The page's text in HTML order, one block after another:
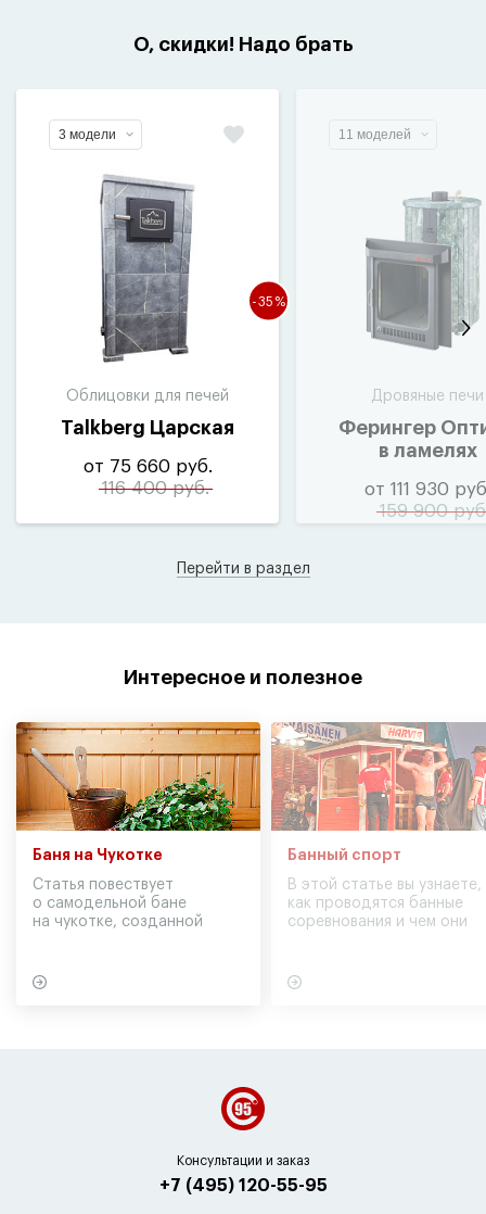
О, скидки! Надо брать
3 модели
-35%
Облицовки для печей
Talkberg Царская
от 75 660 руб.
116 400 руб.
11 моделей
Дровяные печи
Ферингер
в ламелях
от 111 930
159 900
Перейти в раздел
Интересное и полезное
Баня на Чукотке
Статья повествует
о самодельной бане
на чукотке, созданной
Банный спорт
В этой статье вы узнаете,
как проводятся банные
соревнования и чем они
Консультации и заказ
+7 (495) 120-55-95